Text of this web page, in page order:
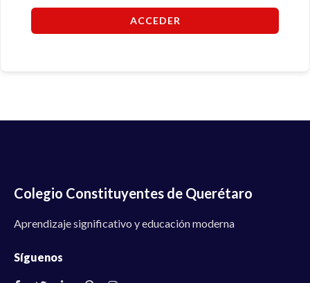
ACCEDER
Colegio Constituyentes de Querétaro
Aprendizaje significativo y educación moderna
Síguenos